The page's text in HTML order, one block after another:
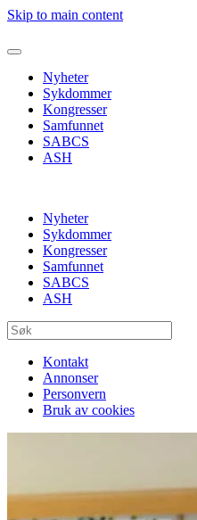
Skip to main content
Nyheter
Sykdommer
Kongresser
Samfunnet
SABCS
ASH
Nyheter
Sykdommer
Kongresser
Samfunnet
SABCS
ASH
Kontakt
Annonser
Personvern
Bruk av cookies